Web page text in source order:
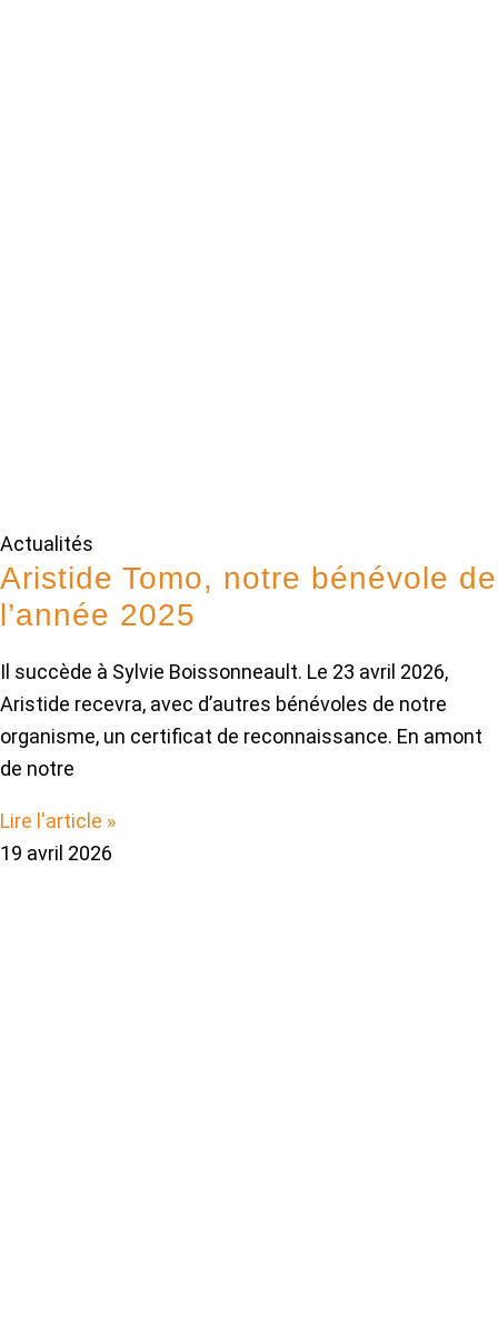
Actualités
Aristide Tomo, notre bénévole de
l’année 2025
Il succède à Sylvie Boissonneault. Le 23 avril 2026,
Aristide recevra, avec d’autres bénévoles de notre
organisme, un certificat de reconnaissance. En amont
de notre
Lire l'article »
19 avril 2026